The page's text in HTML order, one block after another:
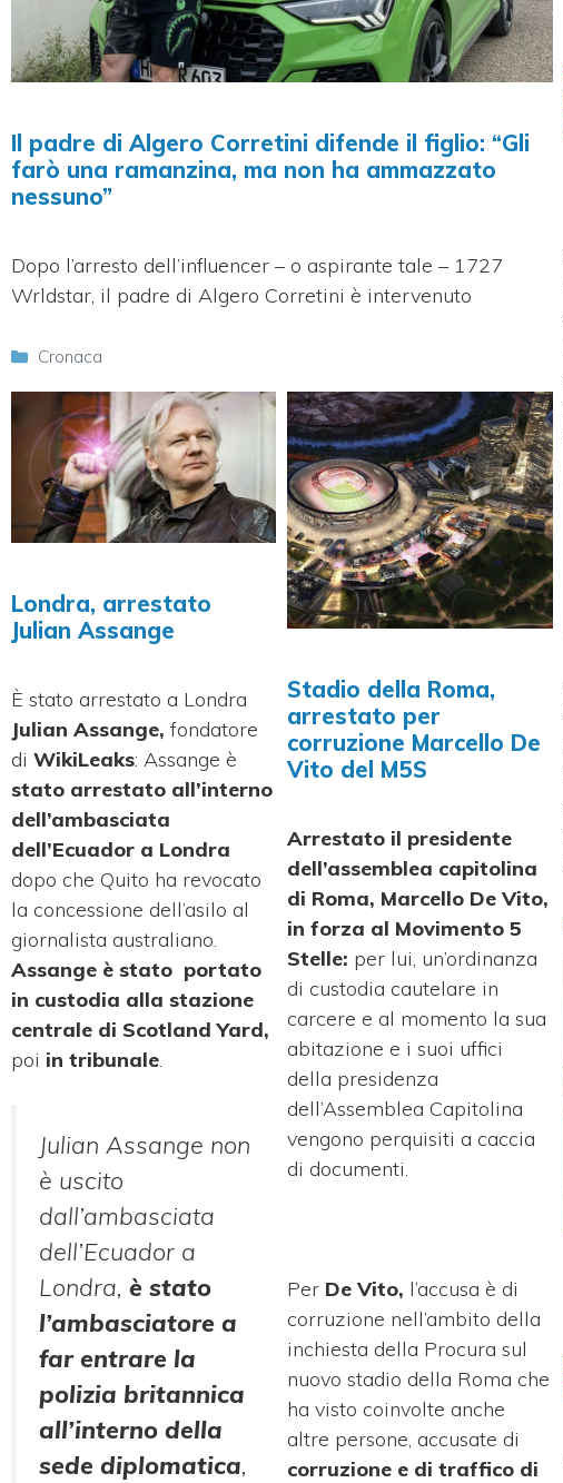
Il padre di Algero Corretini difende il figlio: “Gli
farò una ramanzina, ma non ha ammazzato
nessuno”
Dopo l’arresto dell’influencer – o aspirante tale – 1727
Wrldstar, il padre di Algero Corretini è intervenuto
Categorie
Cronaca
Londra, arrestato
Julian Assange
È stato arrestato a Londra
Julian Assange, fondatore
di WikiLeaks: Assange è
stato arrestato all’interno
dell’ambasciata
dell’Ecuador a Londra
dopo che Quito ha revocato
la concessione dell’asilo al
giornalista australiano.
Assange è stato portato
in custodia alla stazione
centrale di Scotland Yard,
poi in tribunale.
Julian Assange non
è uscito
dall’ambasciata
dell’Ecuador a
Londra, è stato
l’ambasciatore a
far entrare la
polizia britannica
all’interno della
sede diplomatica,
Stadio della Roma,
arrestato per
corruzione Marcello De
Vito del M5S
Arrestato il presidente
dell’assemblea capitolina
di Roma, Marcello De Vito,
in forza al Movimento 5
Stelle: per lui, un’ordinanza
di custodia cautelare in
carcere e al momento la sua
abitazione e i suoi uffici
della presidenza
dell’Assemblea Capitolina
vengono perquisiti a caccia
di documenti.
Per De Vito, l’accusa è di
corruzione nell’ambito della
inchiesta della Procura sul
nuovo stadio della Roma che
ha visto coinvolte anche
altre persone, accusate di
corruzione e di traffico di